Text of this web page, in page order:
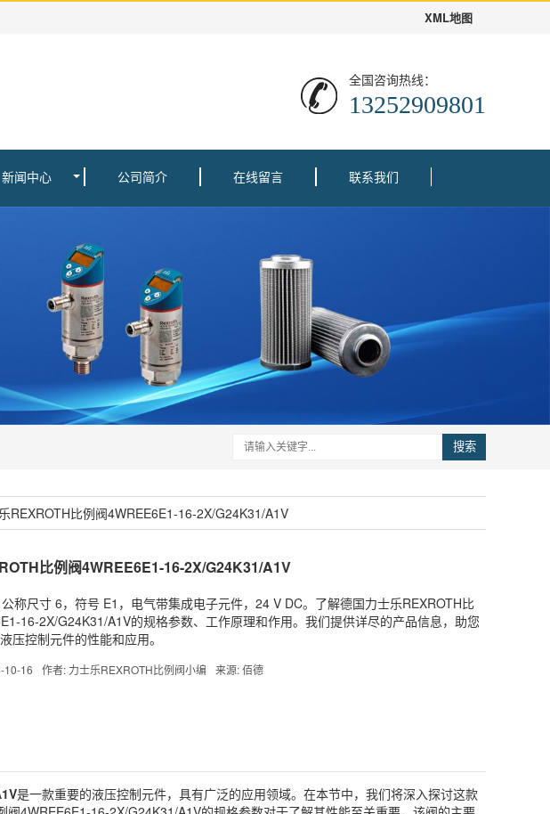
XML地图
全国咨询热线：
13252909801
新闻中心 公司简介 在线留言 联系我们
搜索
REXROTH比例阀4WREE6E1-16-2X/G24K31/A1V
比例阀4WREE6E1-16-2X/G24K31/A1V
称尺寸 6，符号 E1，电气带集成电子元件，24 V DC。了解德国力士乐REXROTH比
16-2X/G24K31/A1V的规格参数、工作原理和作用。我们提供详尽的产品信息，助您
压控制元件的性能和应用。
10-16 作者: 力士乐REXROTH比例阀小编 来源: 佰德
是一款重要的液压控制元件，具有广泛的应用领域。在本节中，我们将深入探讨这款